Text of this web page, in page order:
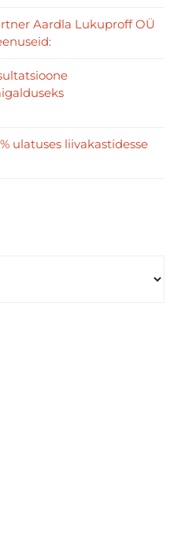
Aardla Lukuproff OÜ
ulatuses liivakastidesse